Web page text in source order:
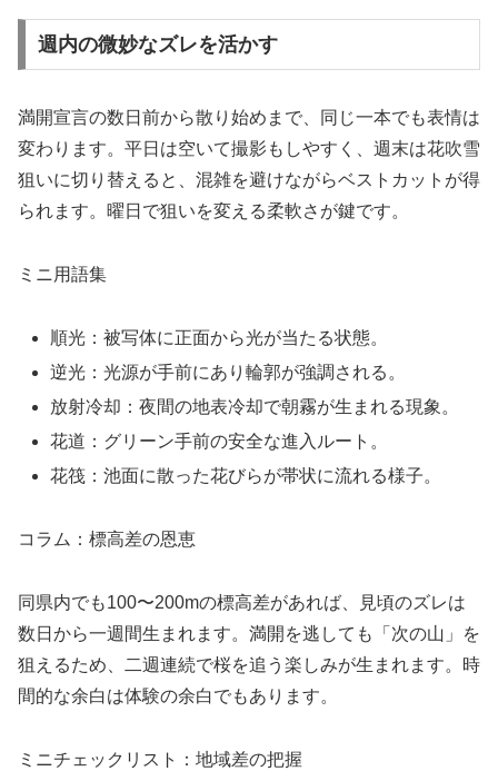
週内の微妙なズレを活かす
満開宣言の数日前から散り始めまで、同じ一本でも表情は
変わります。平日は空いて撮影もしやすく、週末は花吹雪
狙いに切り替えると、混雑を避けながらベストカットが得
られます。曜日で狙いを変える柔軟さが鍵です。
ミニ用語集
順光：被写体に正面から光が当たる状態。
逆光：光源が手前にあり輪郭が強調される。
放射冷却：夜間の地表冷却で朝霧が生まれる現象。
花道：グリーン手前の安全な進入ルート。
花筏：池面に散った花びらが帯状に流れる様子。
コラム：標高差の恩恵
同県内でも100〜200mの標高差があれば、見頃のズレは
数日から一週間生まれます。満開を逃しても「次の山」を
狙えるため、二週連続で桜を追う楽しみが生まれます。時
間的な余白は体験の余白でもあります。
ミニチェックリスト：地域差の把握